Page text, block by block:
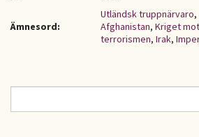
Ämnesord:
Utländsk truppnärvaro,
Afghanistan, Kriget mot
terrorismen, Irak,
SÖKFORMULÄR